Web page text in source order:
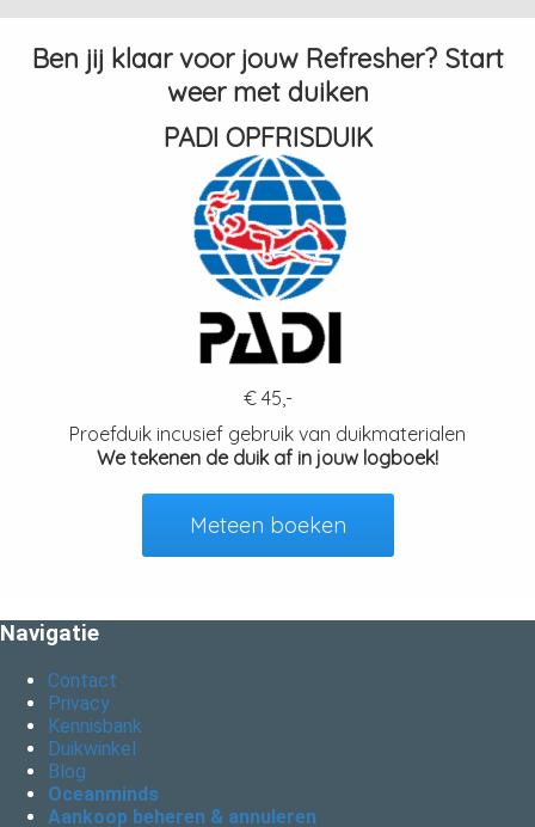
Ben jij klaar voor jouw Refresher? Start
weer met duiken
PADI OPFRISDUIK
€ 45,-
Proefduik incusief gebruik van duikmaterialen
We tekenen de duik af in jouw logboek!
Meteen boeken
Navigatie
Contact
Privacy
Kennisbank
Duikwinkel
Blog
Oceanminds
Aankoop beheren & annuleren